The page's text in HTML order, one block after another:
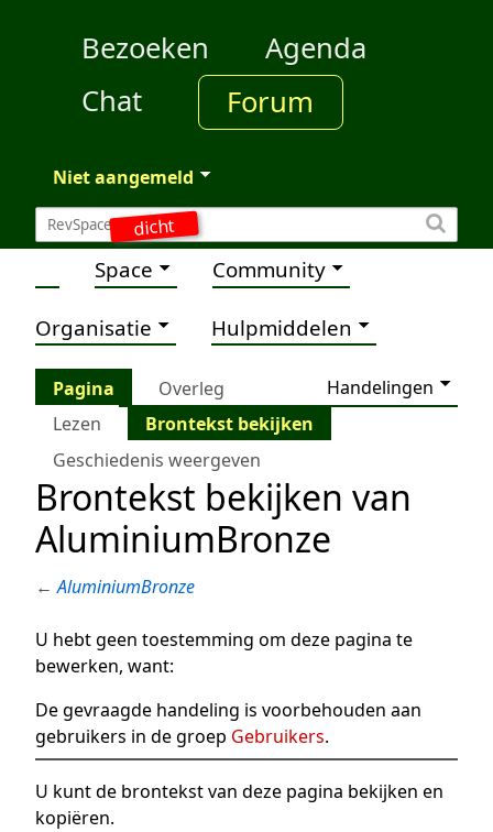
dicht
Bezoeken
Agenda
Chat
Forum
Niet aangemeld
Space Community
Organisatie Hulpmiddelen
Pagina Overleg
Handelingen
Lezen
Brontekst bekijken
Geschiedenis weergeven
Brontekst bekijken van
AluminiumBronze
←AluminiumBronze
U hebt geen toestemming om deze pagina te
bewerken, want:
De gevraagde handeling is voorbehouden aan
gebruikers in de groep Gebruikers.
U kunt de brontekst van deze pagina bekijken en
kopiëren.